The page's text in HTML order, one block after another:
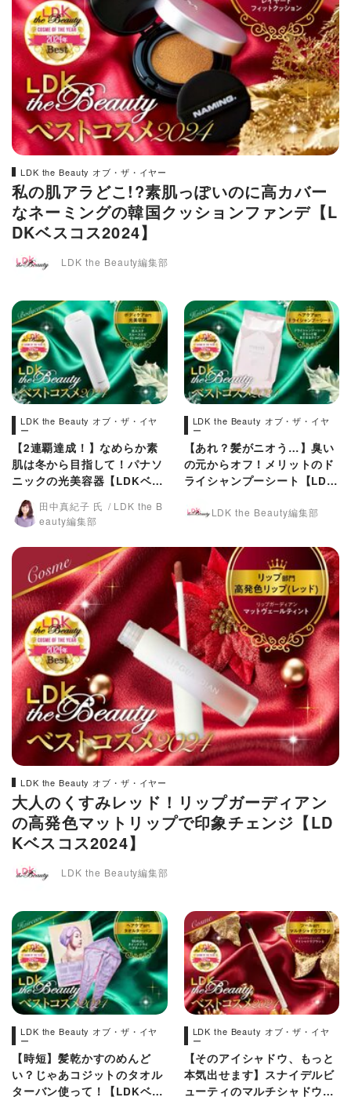
LDK the Beauty オブ・ザ・イヤー
私の肌アラどこ!?素肌っぽいのに高カバー
なネーミングの韓国クッションファンデ【L
DKベスコス2024】
LDK the Beauty編集部
LDK the Beauty オブ・ザ・イヤ
ー
【2連覇達成！】なめらか素
肌は冬から目指して！パナソ
ニックの光美容器【LDKベス
コス2024】
田中真紀子 氏
LDK the B
eauty編集部
LDK the Beauty オブ・ザ・イヤ
ー
【あれ？髪がニオう…】臭い
の元からオフ！メリットのド
ライシャンプーシート【LDK
LDK the Beauty編集部
LDK the Beauty オブ・ザ・イヤー
大人のくすみレッド！リップガーディアン
の高発色マットリップで印象チェンジ【LD
Kベスコス2024】
LDK the Beauty編集部
LDK the Beauty オブ・ザ・イヤ
ー
【時短】髪乾かすのめんど
い？じゃあコジットのタオル
ターバン使って！【LDKベス
LDK the Beauty オブ・ザ・イヤ
ー
【そのアイシャドウ、もっと
本気出せます】スナイデルビ
ューティのマルチシャドウブ